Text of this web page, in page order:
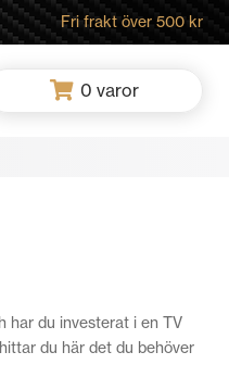
Fri frakt över 500 kr
0 varor
har du investerat i en TV
du här det du behöver